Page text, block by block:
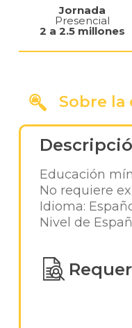
Jornada
Presencial
2 a 2.5 millones
Sobre la
Educación
No requiere
Idioma:
Nivel de